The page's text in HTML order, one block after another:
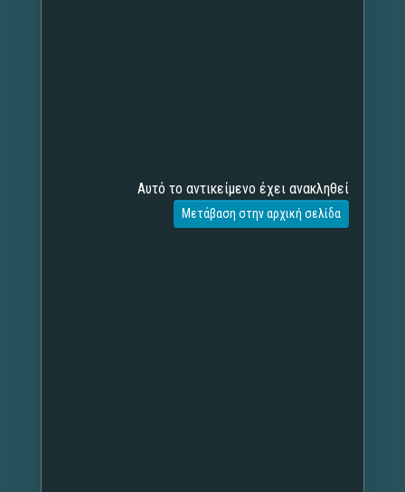
Αυτό το αντικείμενο έχει ανακληθεί
Μετάβαση στην αρχική σελίδα